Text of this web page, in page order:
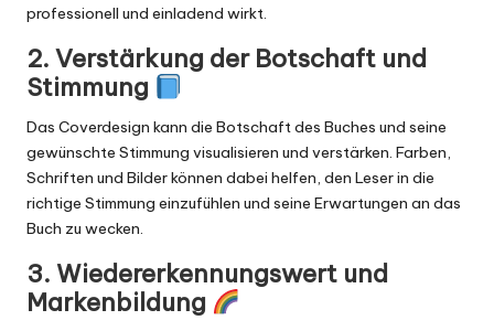
professionell und einladend wirkt.
2. Verstärkung der Botschaft und
Stimmung
Das Coverdesign kann die Botschaft des Buches und seine
gewünschte Stimmung visualisieren und verstärken. Farben,
Schriften und Bilder können dabei helfen, den Leser in die
richtige Stimmung einzufühlen und seine Erwartungen an das
Buch zu wecken.
3. Wiedererkennungswert und
Markenbildung